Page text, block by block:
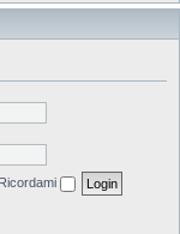
Ricordami